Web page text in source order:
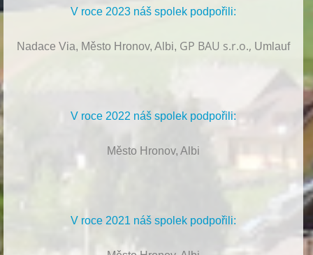
V roce 2023 náš spolek podpořili:
Nadace Via, Město Hronov, Albi, GP BAU s.r.o., Umlauf
V roce 2022 náš spolek podpořili:
Město Hronov, Albi
V roce 2021 náš spolek podpořili: